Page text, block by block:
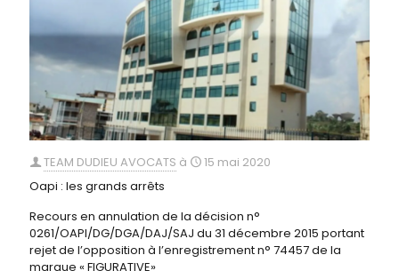
TEAM DUDIEU AVOCATS à
15 mai 2020
Oapi : les grands arrêts
Recours en annulation de la décision n°
0261/OAPI/DG/DGA/DAJ/SAJ du 31 décembre 2015 portant
rejet de l’opposition à l’enregistrement n° 74457 de la
marque « FIGURATIVE»